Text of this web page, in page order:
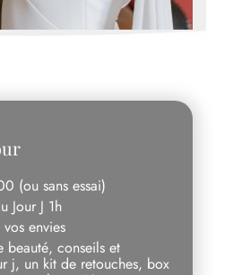
(ou sans essai)
Jour J 1h
envies
beauté, conseils et
j, un kit de retouches, box